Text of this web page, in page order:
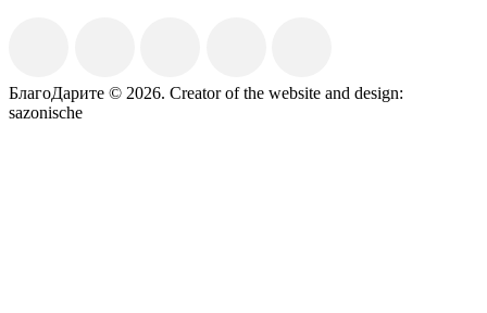
БлагоДарите © 2026. Creator of the website and design:
sazonische